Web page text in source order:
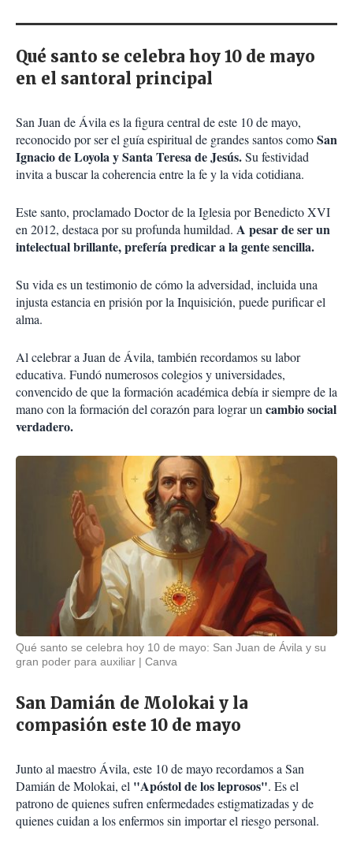
Qué santo se celebra hoy 10 de mayo
en el santoral principal
San Juan de Ávila es la figura central de este 10 de mayo,
reconocido por ser el guía espiritual de grandes santos comoSan
Ignacio de Loyola y Santa Teresa de Jesús.Su festividad
invita a buscar la coherencia entre la fe y la vida cotidiana.
Este santo, proclamado Doctor de la Iglesia por Benedicto XVI
en 2012, destaca por su profunda humildad. A pesar de ser un
intelectual brillante, prefería predicar a la gente sencilla.
Su vida es un testimonio de cómo la adversidad, incluida una
injusta estancia en prisión por la Inquisición, puede purificar el
alma.
Al celebrar a Juan de Ávila, también recordamos su labor
educativa. Fundó numerosos colegios y universidades,
convencido de que la formación académica debía ir siempre de la
mano con la formación del corazón para lograr uncambio social
verdadero.
Qué santo se celebra hoy 10 de mayo: San Juan de Ávila y su
gran poder para auxiliar
Canva
San Damián de Molokai y la
compasión este 10 de mayo
Junto al maestro Ávila, este 10 de mayo recordamos a San
Damián de Molokai, el "Apóstol de los leprosos". Es el
patrono de quienes sufren enfermedades estigmatizadas y de
quienes cuidan a los enfermos sin importar el riesgo personal.